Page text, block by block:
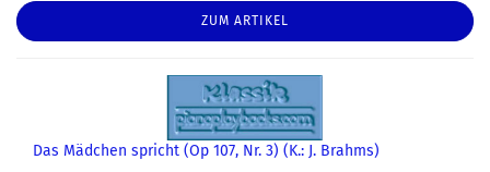
ZUM ARTIKEL
Das Mädchen spricht (Op 107, Nr. 3) (K.: J. Brahms)